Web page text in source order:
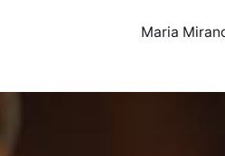
Maria